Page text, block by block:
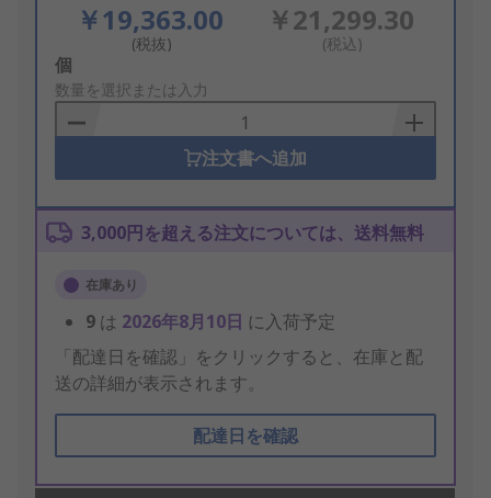
￥19,363.00
(税抜)
￥21,299.30
(税込)
Add
to
Basket
個
数量を選択または入力
注文書へ追加
3,000円を超える注文については、送料無料
在庫あり
9 は 2026年8月10日 に入荷予定
「配達日を確認」をクリックすると、在庫と配
送の詳細が表示されます。
配達日を確認